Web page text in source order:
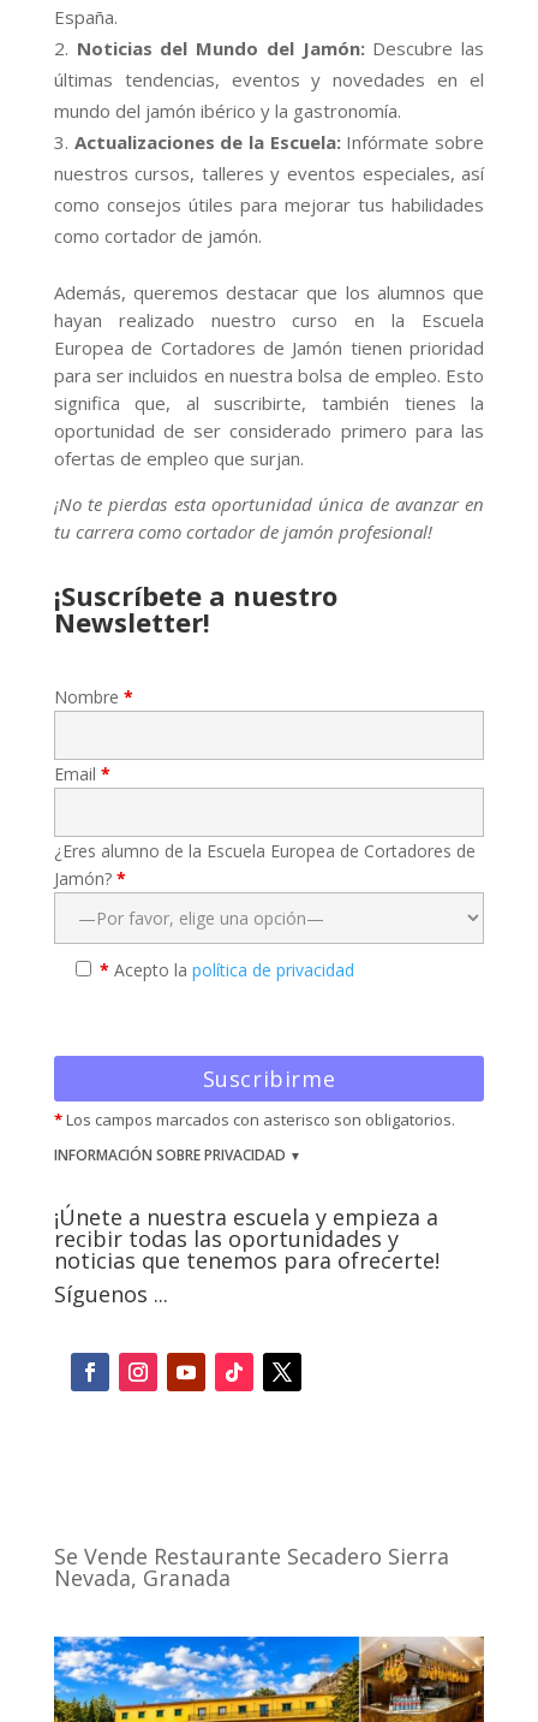
España.
Noticias del Mundo del Jamón:Descubre las
últimas tendencias, eventos y novedades en el
mundo del jamón ibérico y la gastronomía.
Actualizaciones de la Escuela:Infórmate sobre
nuestros cursos, talleres y eventos especiales, así
como consejos útiles para mejorar tus habilidades
como cortador de jamón.
Además, queremos destacar que los alumnos que
hayan realizado nuestro curso en la Escuela
Europea de Cortadores de Jamón tienen prioridad
para ser incluidos en nuestra bolsa de empleo. Esto
significa que, al suscribirte, también tienes la
oportunidad de ser considerado primero para las
ofertas de empleo que surjan.
¡No te pierdas esta oportunidad única de avanzar en
tu carrera como cortador de jamón profesional!
¡Suscríbete a nuestro
Newsletter!
Nombre *
Email *
¿Eres alumno de la Escuela Europea de Cortadores de
Jamón? *
* Acepto la política de privacidad
*Los campos marcados con asterisco son obligatorios.
INFORMACIÓN SOBRE PRIVACIDAD
¡Únete a nuestra escuela y empieza a
recibir todas las oportunidades y
noticias que tenemos para ofrecerte!
Síguenos ...
Se Vende Restaurante Secadero Sierra
Nevada, Granada